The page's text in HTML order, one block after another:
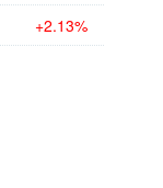
+2.13%